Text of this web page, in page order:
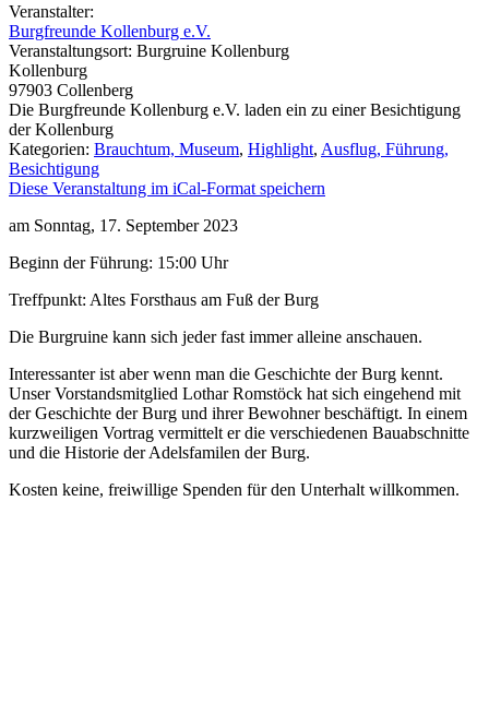
Veranstalter:
Burgfreunde Kollenburg e.V.
Veranstaltungsort: Burgruine Kollenburg
Kollenburg
97903 Collenberg
Die Burgfreunde Kollenburg e.V. laden ein zu einer Besichtigung
der Kollenburg
Kategorien: Brauchtum, Museum, Highlight, Ausflug, Führung,
Besichtigung
Diese Veranstaltung im iCal-Format speichern
am Sonntag, 17. September 2023
Beginn der Führung: 15:00 Uhr
Treffpunkt: Altes Forsthaus am Fuß der Burg
Die Burgruine kann sich jeder fast immer alleine anschauen.
Interessanter ist aber wenn man die Geschichte der Burg kennt.
Unser Vorstandsmitglied Lothar Romstöck hat sich eingehend mit
der Geschichte der Burg und ihrer Bewohner beschäftigt. In einem
kurzweiligen Vortrag vermittelt er die verschiedenen Bauabschnitte
und die Historie der Adelsfamilen der Burg.
Kosten keine, freiwillige Spenden für den Unterhalt willkommen.